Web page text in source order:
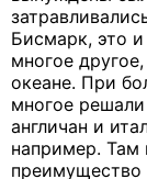
Бисмарк, это
многое
океане. При
многое
англичан и
например. Там
преимущество